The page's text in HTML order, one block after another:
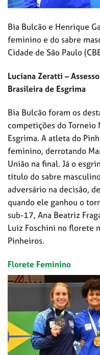
Bia Bulcão e Henrique
feminino e do sabre
Cidade de São Paulo
Luciana Zeratti –
Brasileira de Esgrima
Bia Bulcão foram os
competições do Torneio
Esgrima. A atleta do
feminino, derrotando
União na final. Já o
título do sabre
adversário na decisão,
quando ele ganhou o
sub-17, Ana Beatriz
Luiz Foschini no florete
Pinheiros.
Florete Feminino